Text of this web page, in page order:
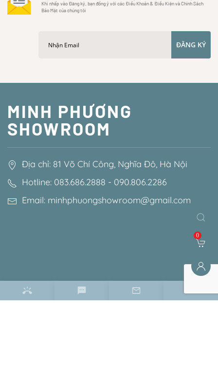
Khi nhấp vào Đăng ký, bạn đồng ý với các Điều Khoản & Điều Kiện và Chính Sách
Bảo Mật của chúng tôi
ĐĂNG KÝ
MINH PHƯƠNG
SHOWROOM
Địa chỉ: 81 Võ Chí Công, Nghĩa Đô, Hà Nội
Hotline: 083.686.2888 - 090.806.2286
Email: minhphuongshowroom@gmail.com
0